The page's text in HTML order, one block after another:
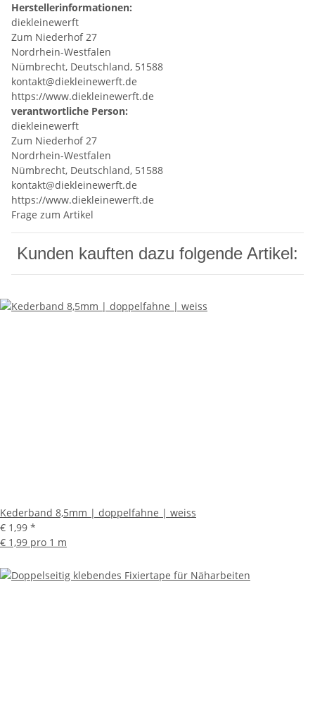
Herstellerinformationen:
diekleinewerft
Zum Niederhof 27
Nordrhein-Westfalen
Nümbrecht, Deutschland, 51588
kontakt@diekleinewerft.de
https://www.diekleinewerft.de
verantwortliche Person:
diekleinewerft
Zum Niederhof 27
Nordrhein-Westfalen
Nümbrecht, Deutschland, 51588
kontakt@diekleinewerft.de
https://www.diekleinewerft.de
Frage zum Artikel
Kunden kauften dazu folgende Artikel:
Kederband 8,5mm | doppelfahne | weiss
€ 1,99 *
€ 1,99 pro 1 m